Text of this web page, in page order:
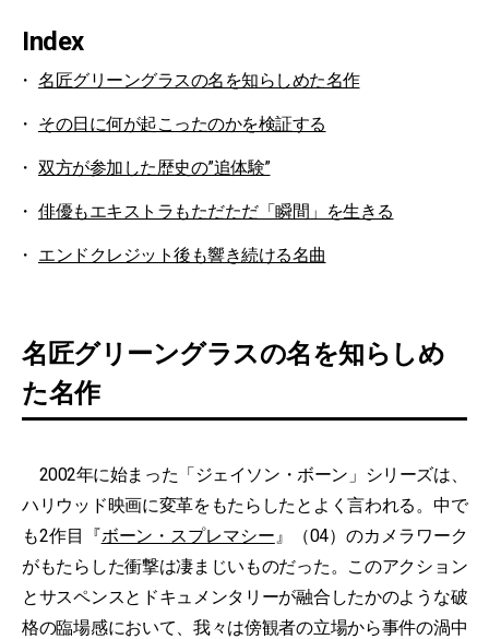
Index
名匠グリーングラスの名を知らしめた名作
その日に何が起こったのかを検証する
双方が参加した歴史の”追体験”
俳優もエキストラもただただ「瞬間」を生きる
エンドクレジット後も響き続ける名曲
名匠グリーングラスの名を知らしめ
た名作
2002年に始まった「ジェイソン・ボーン」シリーズは、
ハリウッド映画に変革をもたらしたとよく言われる。中で
も2作目『ボーン・スプレマシー』（04）のカメラワーク
がもたらした衝撃は凄まじいものだった。このアクション
とサスペンスとドキュメンタリーが融合したかのような破
格の臨場感において、我々は傍観者の立場から事件の渦中